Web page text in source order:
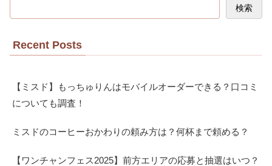
検索
Recent Posts
【ミスド】もっちゅりんはモバイルオーダーできる？口コミ
についても調査！
ミスドのコーヒーおかわりの頼み方は？何杯まで頼める？
【ワンチャンフェス2025】前方エリアの応募と抽選はいつ？